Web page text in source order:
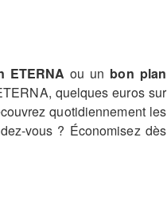
ETERNA ou un bon plan
quelques euros sur
quotidiennement les
vous ? Économisez dès